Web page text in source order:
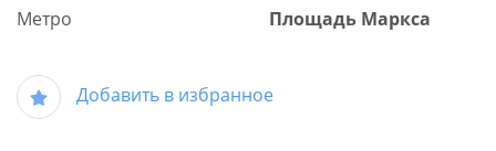
Метро Площадь Маркса
Добавить в избранное